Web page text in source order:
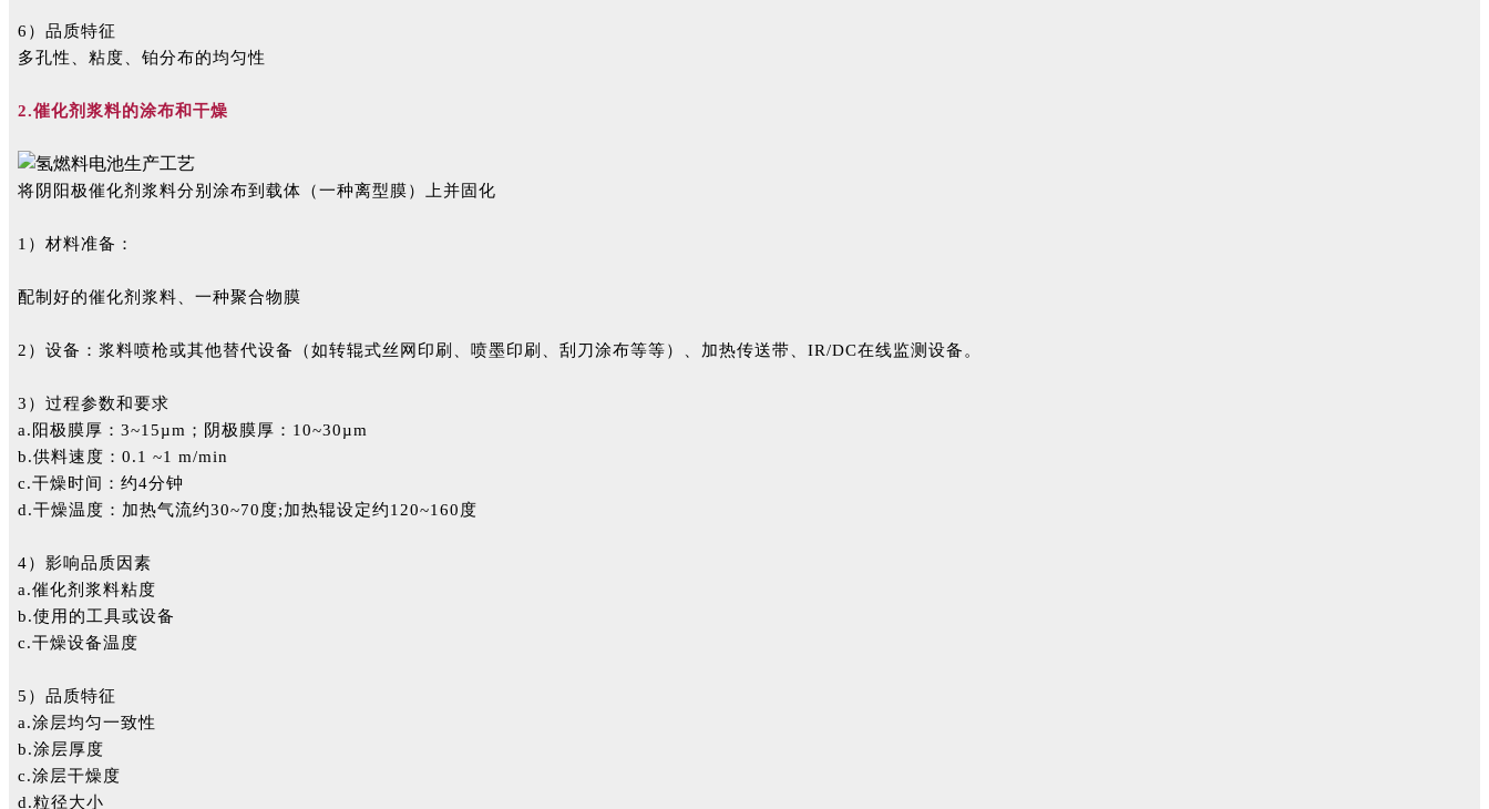
6）品质特征
多孔性、粘度、铂分布的均匀性
2.催化剂浆料的涂布和干燥
将阴阳极催化剂浆料分别涂布到载体（一种离型膜）上并固化
1）材料准备：
配制好的催化剂浆料、一种聚合物膜
2）设备：浆料喷枪或其他替代设备（如转辊式丝网印刷、喷墨印刷、刮刀涂布等等）、加热传送带、IR/DC在线监测设备。
3）过程参数和要求
a.阳极膜厚：3~15µm；阴极膜厚：10~30µm
b.供料速度：0.1 ~1 m/min
c.干燥时间：约4分钟
d.干燥温度：加热气流约30~70度;加热辊设定约120~160度
4）影响品质因素
a.催化剂浆料粘度
b.使用的工具或设备
c.干燥设备温度
5）品质特征
a.涂层均匀一致性
b.涂层厚度
c.涂层干燥度
d.粒径大小